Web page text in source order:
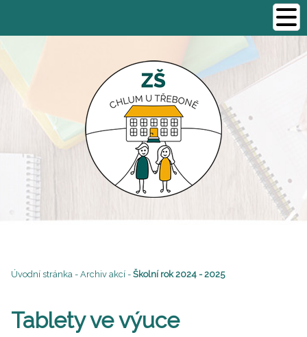
Úvodní stránka - Archiv akcí - Školní rok 2024 - 2025
Tablety ve výuce